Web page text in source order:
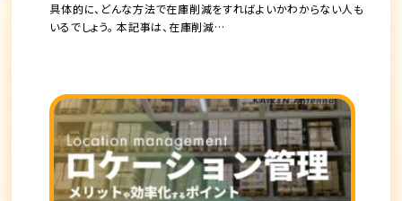
具体的に、どんな方法で在庫削減をすればよいかわからない人も
いるでしょう。 本記事は、在庫削減…